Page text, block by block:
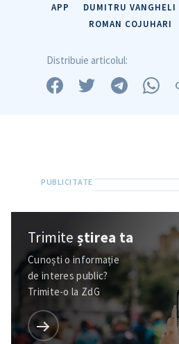
APP DUMITRU VANGHELI
ROMAN COJUHARI
Distribuie articolul:
Trimiteștirea ta
Cunoști o informație
de interes public?
Trimite-o la ZdG